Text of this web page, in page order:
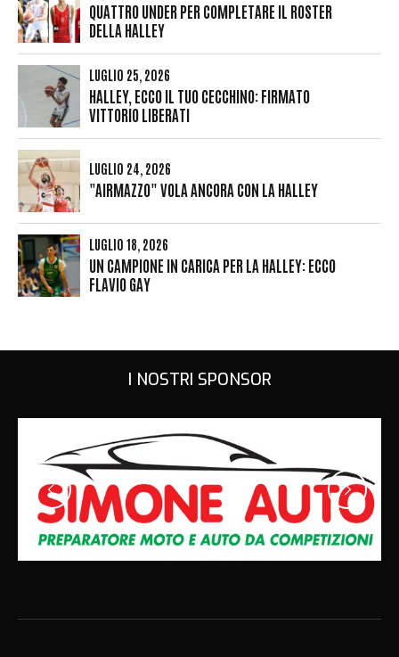
QUATTRO UNDER PER COMPLETARE IL ROSTER
DELLA HALLEY
LUGLIO 25, 2026
HALLEY, ECCO IL TUO CECCHINO: FIRMATO
VITTORIO LIBERATI
LUGLIO 24, 2026
"AIRMAZZO" VOLA ANCORA CON LA HALLEY
LUGLIO 18, 2026
UN CAMPIONE IN CARICA PER LA HALLEY: ECCO
FLAVIO GAY
I NOSTRI SPONSOR